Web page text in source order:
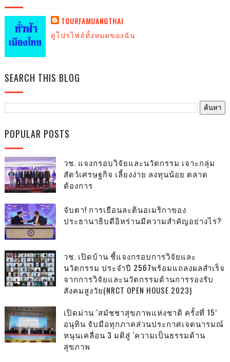
TOURFAMUANGTHAI
ดูโปรไฟล์ทั้งหมดของฉัน
SEARCH THIS BLOG
POPULAR POSTS
วช. แจงกรอบวิจัยและนวัตกรรม เจาะกลุ่ม
สัตว์เศรษฐกิจ เลี้ยงง่าย ลงทุนน้อย ตลาด
ต้องการ
จับตา! การเยือนละตินอเมริกาของ
ประธานาธิบดีอิหร่านมีความสำคัญอย่างไร?
วช. เปิดบ้าน ชี้แจงกรอบการวิจัยและ
นวัตกรรม ประจำปี 2567พร้อมแถลงผลสำเร็จ
จากการวิจัยและนวัตกรรมด้านการรองรับ
สังคมสูงวัย(NRCT OPEN HOUSE 2023)
เปิดม่าน ‘สมัชชาสุขภาพแห่งชาติ ครั้งที่ 15’
อนุทิน จับมือทุกภาคส่วนประกาศเจตนารมณ์
หนุนเคลื่อน 3 มติสู่ ‘ความเป็นธรรมด้าน
สุขภาพ